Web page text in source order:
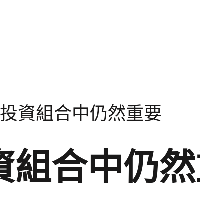
資組合中仍然重要
組合中仍